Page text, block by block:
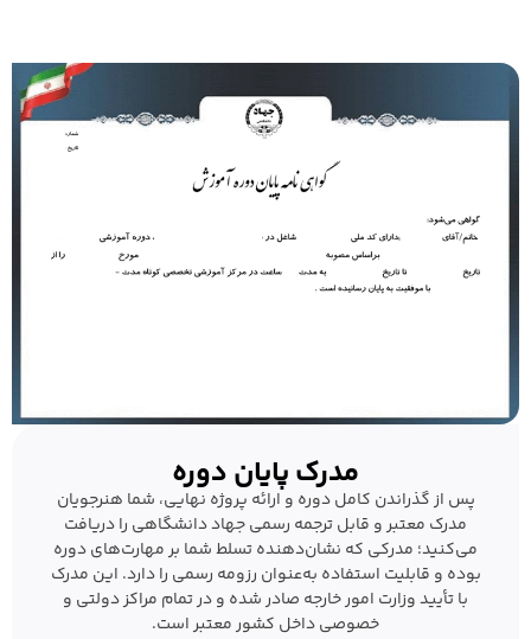
مدرک پایان دوره
پس از گذراندن کامل دوره و ارائه پروژه نهایی، شما هنرجویان
مدرک معتبر و قابل ترجمه رسمی جهاد دانشگاهی را دریافت
می‌کنید؛ مدرکی که نشان‌دهنده تسلط شما بر مهارت‌های دوره
بوده و قابلیت استفاده به‌عنوان رزومه رسمی را دارد. این مدرک
با تأیید وزارت امور خارجه صادر شده و در تمام مراکز دولتی و
خصوصی داخل کشور معتبر است.